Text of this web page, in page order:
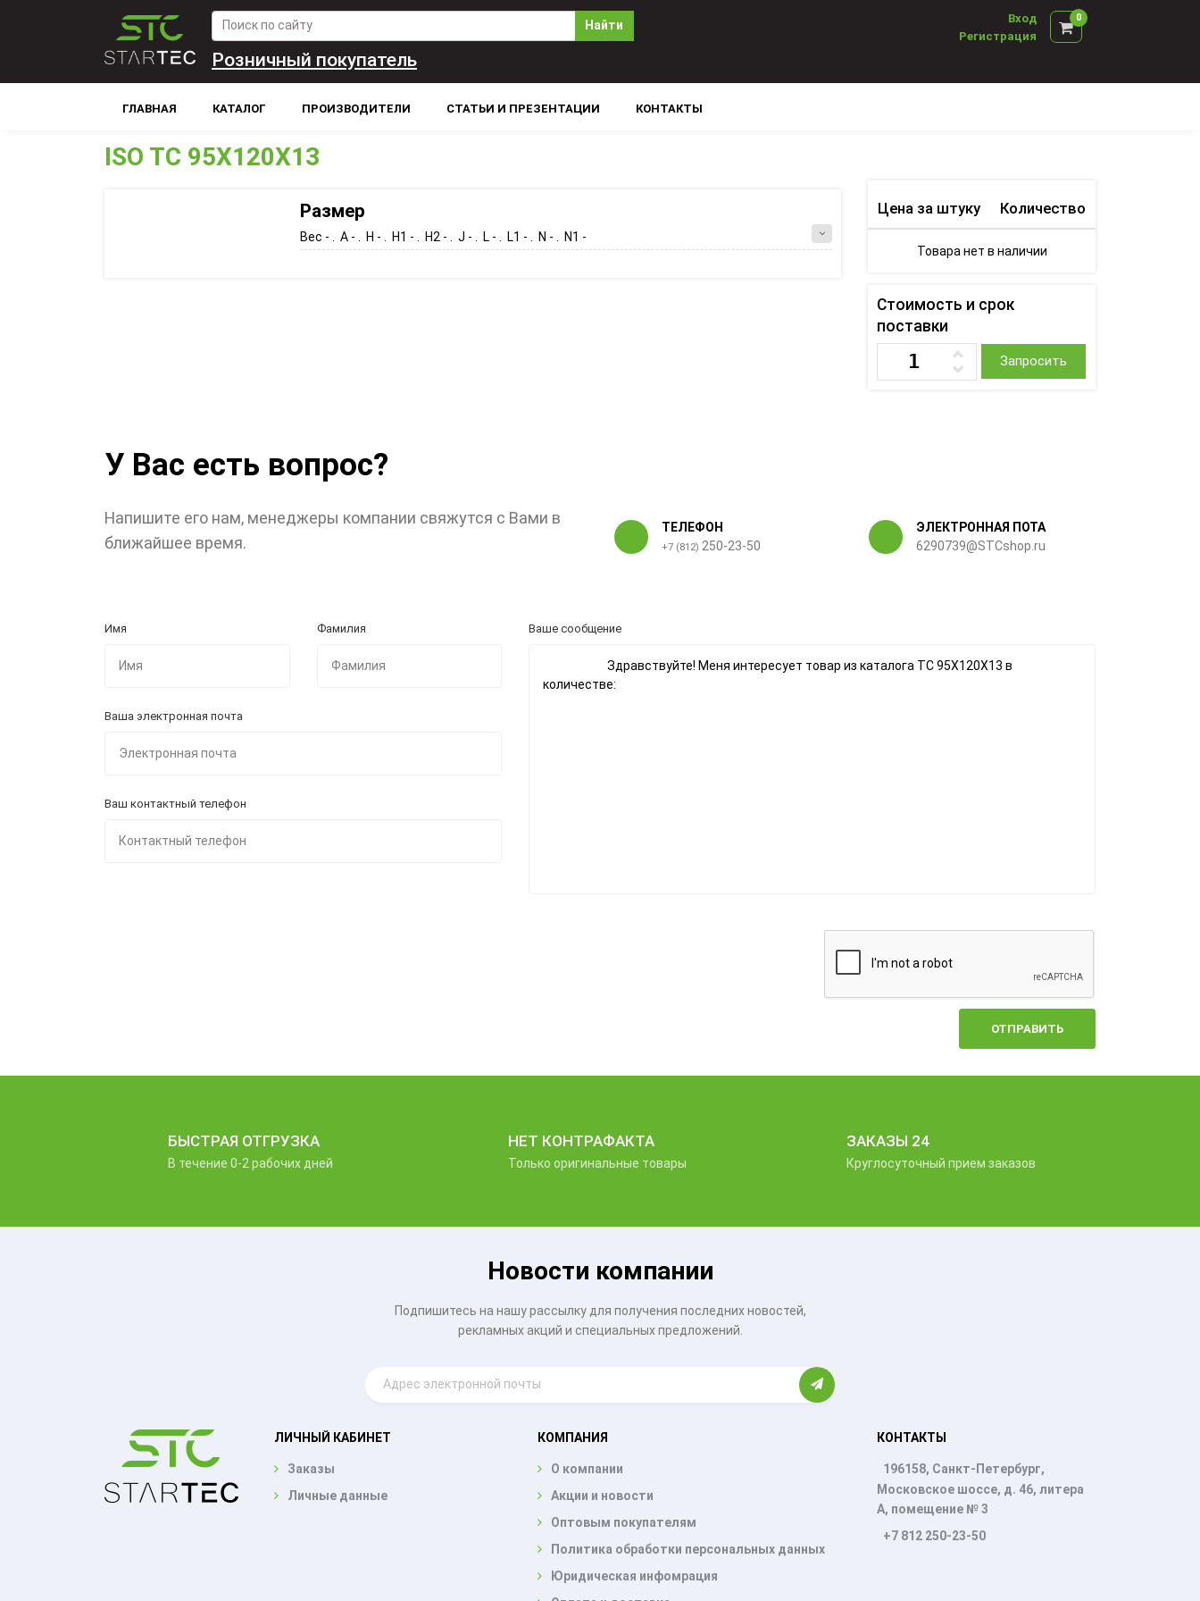
Найти
Вход
Регистрация
0
Розничный покупатель
ГЛАВНАЯ КАТАЛОГ ПРОИЗВОДИТЕЛИ СТАТЬИ И ПРЕЗЕНТАЦИИ КОНТАКТЫ
ISO TC 95X120X13
Размер
Вес - . A - . H - . H1 - . H2 - . J - . L - . L1 - . N - . N1 -
Цена за штуку Количество
Товара нет в наличии
Стоимость и срок
поставки
Запросить
У Вас есть вопрос?
Напишите его нам, менеджеры компании свяжутся с Вами в
ближайшее время.
ТЕЛЕФОН
+7 (812) 250-23-50
ЭЛЕКТРОННАЯ ПОТА
6290739@STCshop.ru
Имя Фамилия
Ваша электронная почта
Ваш контактный телефон
Ваше сообщение
ОТПРАВИТЬ
БЫСТРАЯ ОТГРУЗКА
В течение 0-2 рабочих дней
НЕТ КОНТРАФАКТА
Только оригинальные товары
ЗАКАЗЫ 24
Круглосуточный прием заказов
Новости компании
Подпишитесь на нашу рассылку для получения последних новостей,
рекламных акций и специальных предложений.
ЛИЧНЫЙ КАБИНЕТ
Заказы
Личные данные
КОМПАНИЯ
О компании
Акции и новости
Оптовым покупателям
Политика обработки персональных данных
Юридическая инфомрация
КОНТАКТЫ
196158, Санкт-Петербург,
Московское шоссе, д. 46, литера
А, помещение № 3
+7 812 250-23-50